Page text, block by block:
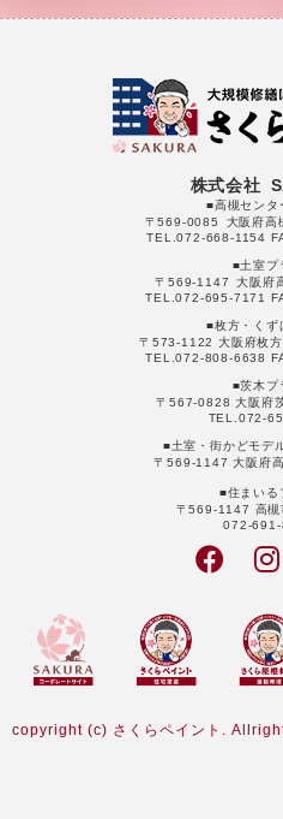
株式会社
■高槻センタ
〒569-0085 大阪府高
TEL.072-668-1154
■土室プ
〒569-1147 大阪府
TEL.072-695-7171
■枚方・くず
〒573-1122 大阪府枚
TEL.072-808-6638
■茨木プ
〒567-0828 大阪府
TEL.072-
■土室・街かどモデ
〒569-1147 大阪府
■住まいる
〒569-1147 高槻
072-
copyright (c) さくらペイント.